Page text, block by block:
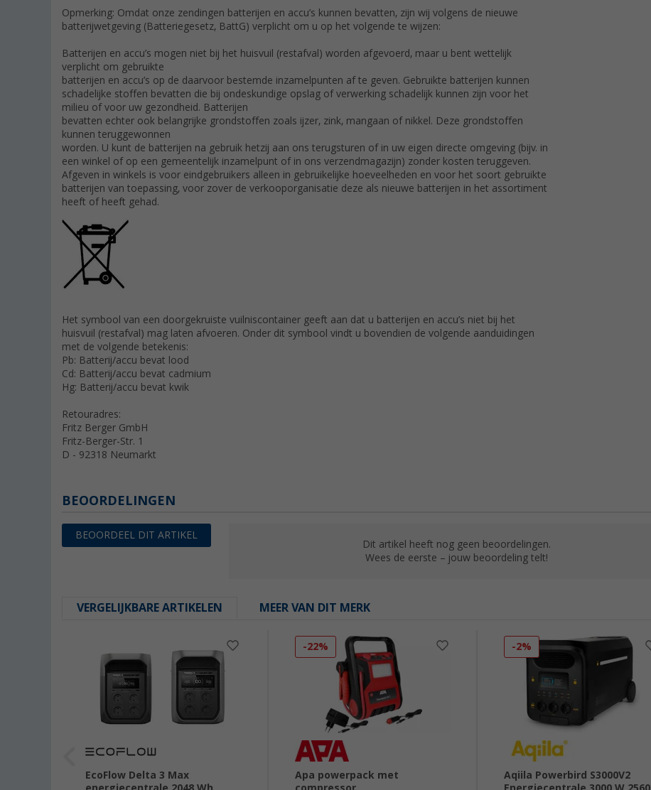
Opmerking: Omdat onze zendingen batterijen en accu’s kunnen bevatten, zijn wij volgens de nieuwe
batterijwetgeving (Batteriegesetz, BattG) verplicht om u op het volgende te wijzen:
Batterijen en accu’s mogen niet bij het huisvuil (restafval) worden afgevoerd, maar u bent wettelijk
verplicht om gebruikte
batterijen en accu’s op de daarvoor bestemde inzamelpunten af te geven. Gebruikte batterijen kunnen
schadelijke stoffen bevatten die bij ondeskundige opslag of verwerking schadelijk kunnen zijn voor het
milieu of voor uw gezondheid. Batterijen
bevatten echter ook belangrijke grondstoffen zoals ijzer, zink, mangaan of nikkel. Deze grondstoffen
kunnen teruggewonnen
worden. U kunt de batterijen na gebruik hetzij aan ons terugsturen of in uw eigen directe omgeving (bijv. in
een winkel of op een gemeentelijk inzamelpunt of in ons verzendmagazijn) zonder kosten teruggeven.
Afgeven in winkels is voor eindgebruikers alleen in gebruikelijke hoeveelheden en voor het soort gebruikte
batterijen van toepassing, voor zover de verkooporganisatie deze als nieuwe batterijen in het assortiment
heeft of heeft gehad.
Het symbool van een doorgekruiste vuilniscontainer geeft aan dat u batterijen en accu’s niet bij het
huisvuil (restafval) mag laten afvoeren. Onder dit symbool vindt u bovendien de volgende aanduidingen
met de volgende betekenis:
Pb: Batterij/accu bevat lood
Cd: Batterij/accu bevat cadmium
Hg: Batterij/accu bevat kwik
Retouradres:
Fritz Berger GmbH
Fritz-Berger-Str. 1
D - 92318 Neumarkt
BEOORDELINGEN
BEOORDEEL DIT ARTIKEL
Dit artikel heeft nog geen beoordelingen.
Wees de eerste – jouw beoordeling telt!
VERGELIJKBARE ARTIKELEN MEER VAN DIT MERK
EcoFlow Delta 3 Max
-22%
Apa powerpack met
-2%
Aqiila Powerbird S3000V2